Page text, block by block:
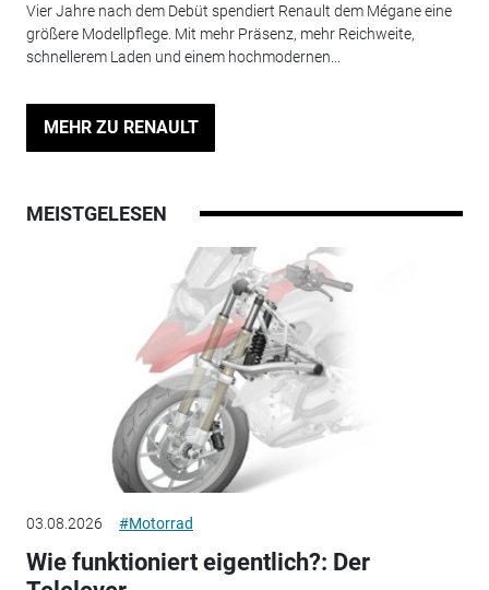
Vier Jahre nach dem Debüt spendiert Renault dem Mégane eine
größere Modellpflege. Mit mehr Präsenz, mehr Reichweite,
schnellerem Laden und einem hochmodernen...
MEHR ZU RENAULT
MEISTGELESEN
03.08.2026 #Motorrad
Wie funktioniert eigentlich?: Der